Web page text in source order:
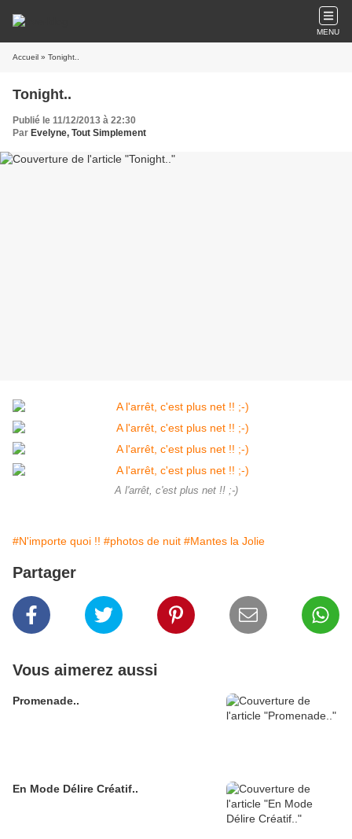
MENU
Accueil » Tonight..
Tonight..
Publié le 11/12/2013 à 22:30
Par Evelyne, Tout Simplement
A l'arrêt, c'est plus net !! ;-)
#N'importe quoi !! #photos de nuit #Mantes la Jolie
Partager
Vous aimerez aussi
Promenade..
En Mode Délire Créatif..